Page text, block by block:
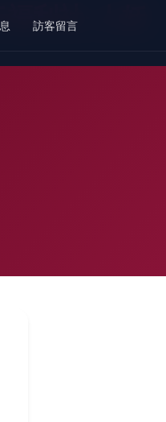
利社-人妖
訪客留言